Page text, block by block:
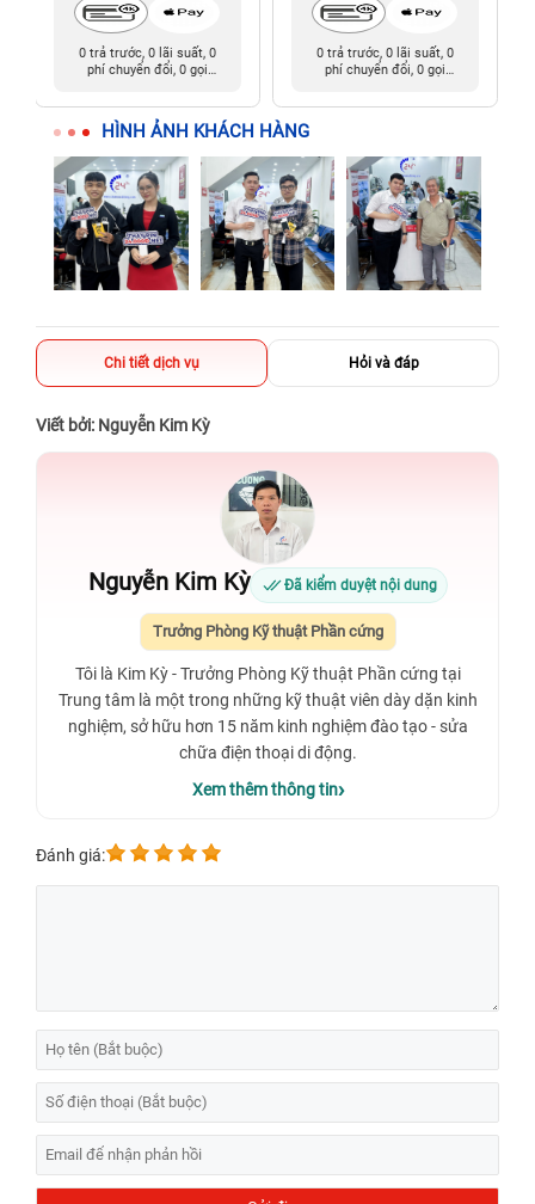
0 trả trước, 0 lãi suất, 0
phí chuyển đổi, 0 gọi
0 trả trước, 0 lãi suất, 0
phí chuyển đổi, 0 gọi
HÌNH ẢNH KHÁCH HÀNG
Chi tiết dịch vụ Hỏi và đáp
Viết bởi: Nguyễn Kim Kỳ
Nguyễn Kim Kỳ Đã kiểm duyệt nội dung
Trưởng Phòng Kỹ thuật Phần cứng
Tôi là Kim Kỳ - Trưởng Phòng Kỹ thuật Phần cứng tại
Trung tâm là một trong những kỹ thuật viên dày dặn kinh
nghiệm, sở hữu hơn 15 năm kinh nghiệm đào tạo - sửa
chữa điện thoại di động.
Xem thêm thông tin
Đánh giá: